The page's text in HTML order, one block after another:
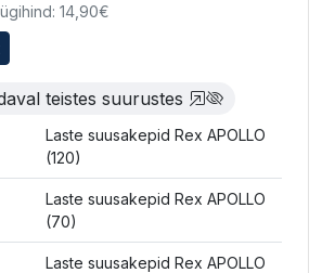
14,90€
teistes suurustes
Laste suusakepid Rex APOLLO
(120)
Laste suusakepid Rex APOLLO
(70)
Laste suusakepid Rex APOLLO